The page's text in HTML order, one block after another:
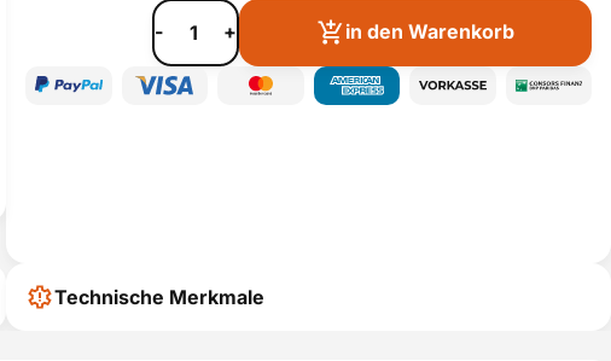
- + in den Warenkorb
Technische Merkmale